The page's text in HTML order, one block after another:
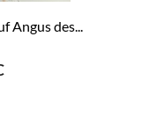
Angus des...